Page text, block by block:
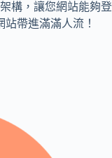
構，讓您網站能夠登
站帶進滿滿人流！